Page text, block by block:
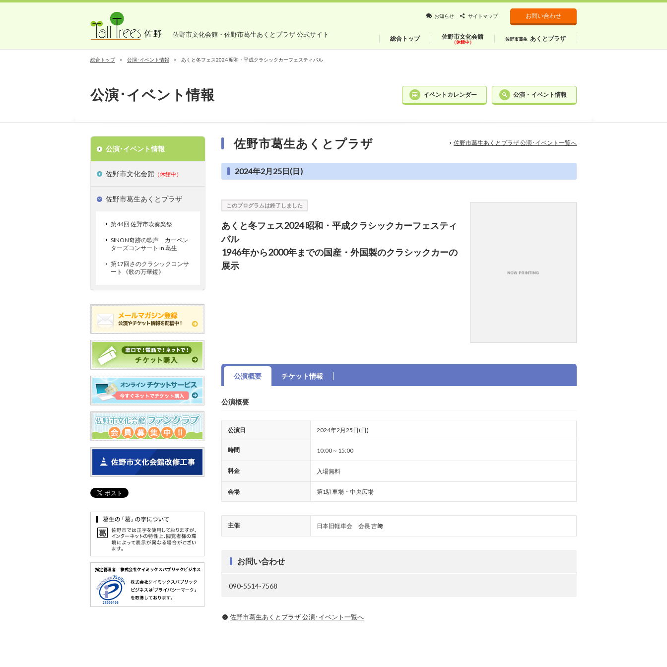
佐野市文化会館・佐野市葛生あくとプラザ 公式サイト
総合トップ 佐野市文化会館
（休館中） 佐野市葛生 あくとプラザ
お知らせ サイトマップ お問い合わせ
総合トップ 公演･イベント情報 あくと冬フェス2024 昭和・平成クラシックカーフェスティバル
公演･イベント情報 イベントカレンダー 公演・イベント情報
佐野市葛生あくとプラザ 佐野市葛生あくとプラザ 公演･イベント一覧へ
2024年2月25日(日)
このプログラムは終了しました
あくと冬フェス2024 昭和・平成クラシックカーフェスティ
バル
1946年から2000年までの国産・外国製のクラシックカーの
展示
公演概要 チケット情報
公演概要
公演日 2024年2月25日(日)
時間 10:00～15:00
料金 入場無料
会場 第1駐車場・中央広場
主催 日本旧軽車会 会長 吉﨑
お問い合わせ
090-5514-7568
佐野市葛生あくとプラザ 公演･イベント一覧へ
公演･イベント情報
佐野市文化会館 （休館中）
佐野市葛生あくとプラザ
第44回 佐野市吹奏楽祭
SINON奇跡の歌声 カーペン
ターズコンサート in 葛生
第17回さのクラシックコンサ
ート《歌の万華鏡》